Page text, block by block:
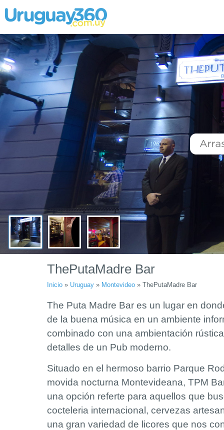
ThePutaMadre Bar
Inicio » Uruguay » Montevideo » ThePutaMadre Bar
The Puta Madre Bar es un lugar en
de la buena música en un ambiente
combinado con una ambientación
detalles de un Pub moderno.
Situado en el hermoso barrio Parque
movida nocturna Montevideana, TPM
una opción referte para aquellos que
cocteleria internacional, cervezas
una gran variedad de licores que nos